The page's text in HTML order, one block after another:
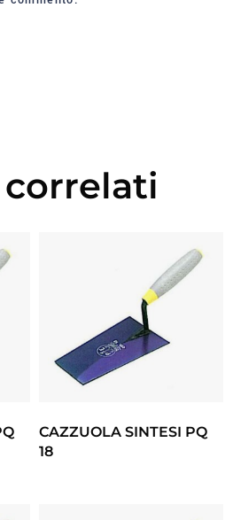
CAZZUOLA SINTESI PQ
18